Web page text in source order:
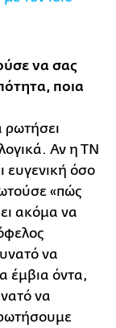
να σας
ποια
ρωτήσει
Αν η ΤΝ
ευγενική όσο
«πώς
ακόμα να
να
έμβια όντα,
να